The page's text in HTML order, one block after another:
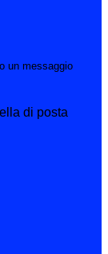
un messaggio
di posta